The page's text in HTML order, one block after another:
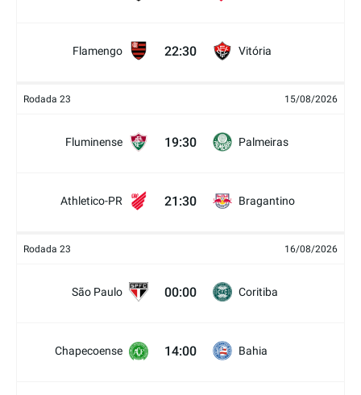
Flamengo 22:30 Vitória
Rodada 23 15/08/2026
Fluminense 19:30 Palmeiras
Athletico-PR 21:30 Bragantino
Rodada 23 16/08/2026
São Paulo 00:00 Coritiba
Chapecoense 14:00 Bahia